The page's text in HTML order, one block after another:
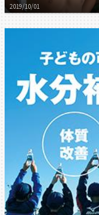
2019/10/01